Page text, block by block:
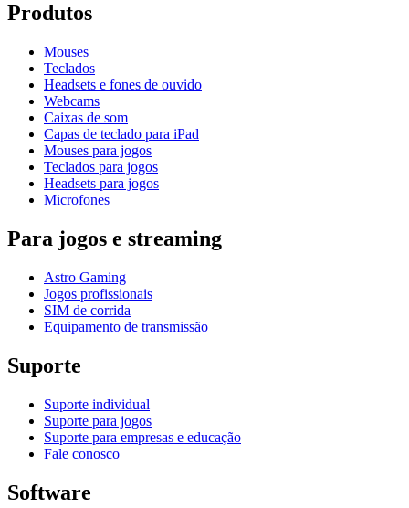
Produtos
Mouses
Teclados
Headsets e fones de ouvido
Webcams
Caixas de som
Capas de teclado para iPad
Mouses para jogos
Teclados para jogos
Headsets para jogos
Microfones
Para jogos e streaming
Astro Gaming
Jogos profissionais
SIM de corrida
Equipamento de transmissão
Suporte
Suporte individual
Suporte para jogos
Suporte para empresas e educação
Fale conosco
Software